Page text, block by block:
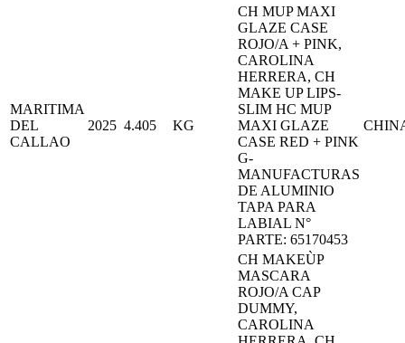
MARITIMA
DEL
CALLAO
2025 4.405 KG
CH MUP MAXI
GLAZE CASE
ROJO/A + PINK,
CAROLINA
HERRERA, CH
MAKE UP LIPS-
SLIM HC MUP
MAXI GLAZE
CASE RED + PINK
G-
MANUFACTURAS
DE ALUMINIO
TAPA PARA
LABIAL N°
PARTE: 65170453
CH MAKEÙP
MASCARA
ROJO/A CAP
DUMMY,
CAROLINA